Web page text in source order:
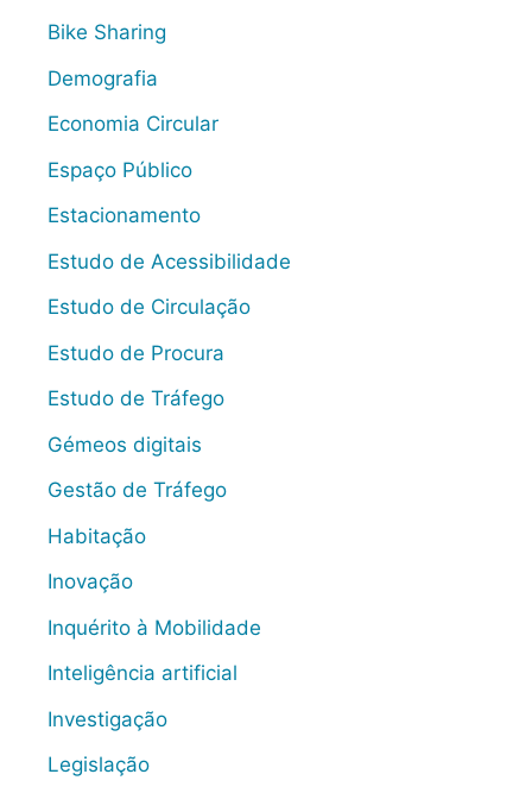
Bike Sharing
Demografia
Economia Circular
Espaço Público
Estacionamento
Estudo de Acessibilidade
Estudo de Circulação
Estudo de Procura
Estudo de Tráfego
Gémeos digitais
Gestão de Tráfego
Habitação
Inovação
Inquérito à Mobilidade
Inteligência artificial
Investigação
Legislação